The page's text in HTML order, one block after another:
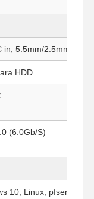
in, 5.5mm/2.5mm
HDD
(6.0Gb/S)
10, Linux, pfsense etc.